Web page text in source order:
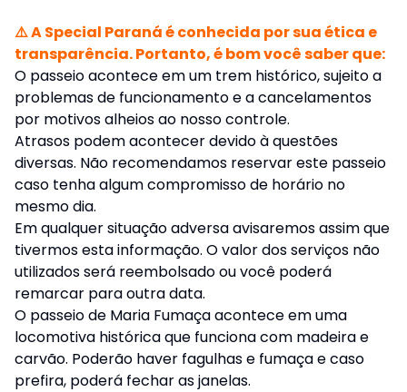
⚠️ A Special Paraná é conhecida por sua ética e
transparência. Portanto, é bom você saber que:
O passeio acontece em um trem histórico, sujeito a
problemas de funcionamento e a cancelamentos
por motivos alheios ao nosso controle.
Atrasos podem acontecer devido à questões
diversas. Não recomendamos reservar este passeio
caso tenha algum compromisso de horário no
mesmo dia.
Em qualquer situação adversa avisaremos assim que
tivermos esta informação. O valor dos serviços não
utilizados será reembolsado ou você poderá
remarcar para outra data.
O passeio de Maria Fumaça acontece em uma
locomotiva histórica que funciona com madeira e
carvão. Poderão haver fagulhas e fumaça e caso
prefira, poderá fechar as janelas.